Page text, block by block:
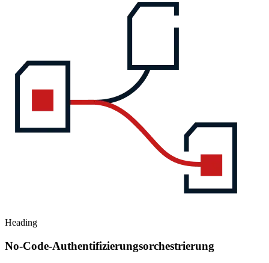
Heading
No-Code-Authentifizierungsorchestrierung